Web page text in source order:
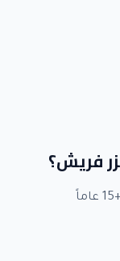
فريش؟